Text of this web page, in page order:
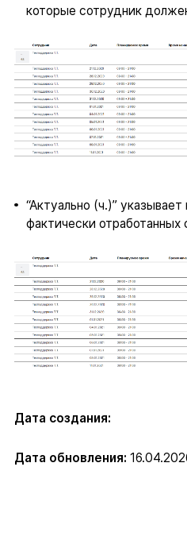
которые сотрудник
“Актуально (ч.)”
фактически
Дата создания:
Дата обновления: